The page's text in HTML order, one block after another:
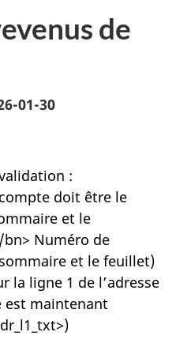
de
01-30
:
doit être le
et le
Numéro de
et le feuillet)
la ligne 1 de l’adresse
est maintenant